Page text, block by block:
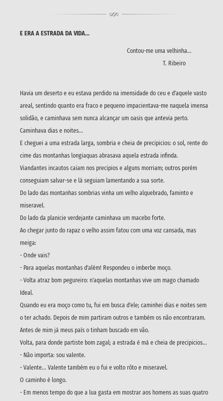
E ERA A ESTRADA DA VIDA...
Contou-me uma velhinha...
T. Ribeiro
Havia um deserto e eu estava perdido na imensidade do ceu e d'aquele vasto
areal, sentindo quanto era fraco e pequeno impacientava-me naquela imensa
solidão, e caminhava sem nunca alcançar um oasis que antevia perto.
Caminhava dias e noites...
E cheguei a uma estrada larga, sombria e cheia de precipicios: o sol, rente do
cime das montanhas longiaquas abrasava aquela estrada infinda.
Viandantes incautos caiam nos precipios e alguns morriam; outros porém
conseguiam salvar-se e lá seguiam lamentando a sua sorte.
Do lado das montanhas sombrias vinha um velho alquebrado, faminto e
miseravel.
Do lado da planicie verdejante caminhava um macebo forte.
Ao chegar junto do rapaz o velho assim fatou com uma voz cansada, mas
meiga:
- Onde vais?
- Para aquelas montanhas d'além! Respondeu o imberbe moço.
- Volta atraz bom pegureiro: n'aquelas montanhas vive um mago chamado
Ideal.
Quando eu era moço como tu, fui em busca d'ele; caminhei dias e noites sem
o ter achado. Depois de mim partiram outros e também os não encontraram.
Antes de mim já meus país o tinham buscado em vão.
Volta, para donde partiste bom zagal; a estrada é má e cheia de precipicios...
- Não importa: sou valente.
- Valente... Valente também eu o fui e volto rôto e miseravel.
O caminho é longo.
- Em menos tempo do que a lua gasta em mostrar aos homens as suas quatro